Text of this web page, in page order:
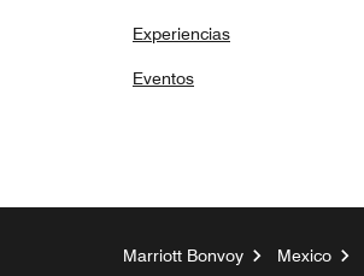
Experiencias
Eventos
Marriott Bonvoy Mexico